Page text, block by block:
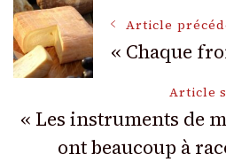
Navigation
des
articles
Article
« Chaque
Article
« Les instruments de
ont beaucoup à